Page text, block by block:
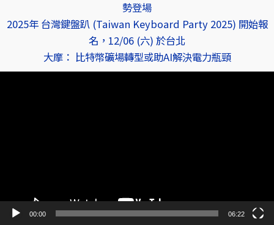
勢登場
2025年 台灣鍵盤趴 (Taiwan Keyboard Party 2025) 開始報
名，12/06 (六) 於台北
大摩： 比特幣礦場轉型或助AI解決電力瓶頸
00:00 06:22